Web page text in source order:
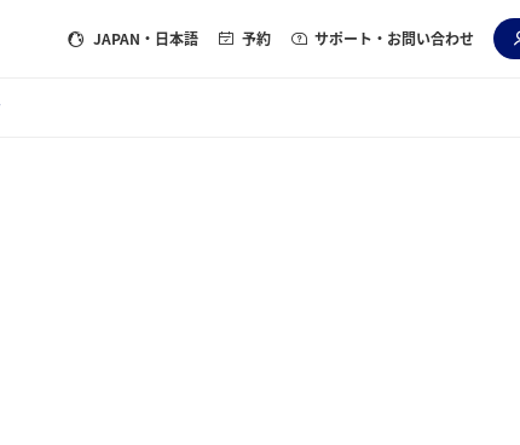
JAPAN ・日本語 予約 サポート・お問い合わせ